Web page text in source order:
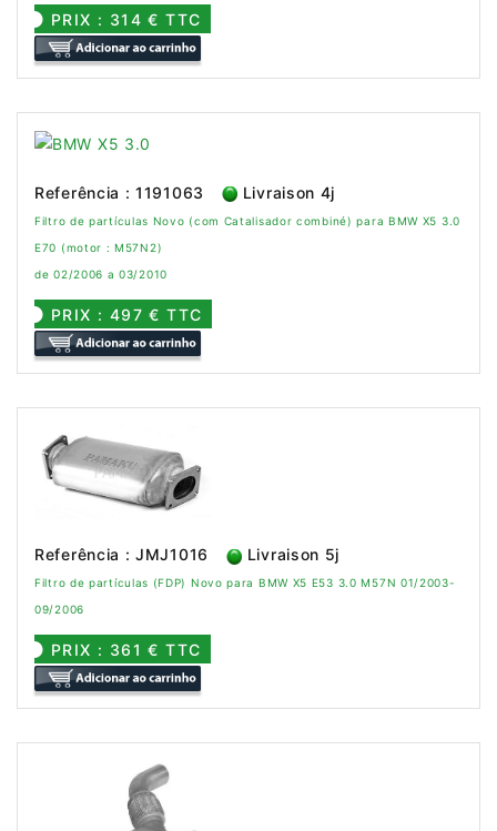
PRIX : 314 € TTC
Referência : 1191063 Livraison 4j
Filtro de partículas Novo (com Catalisador combiné) para BMW X5 3.0
E70 (motor : M57N2)
de 02/2006 a 03/2010
PRIX : 497 € TTC
Referência : JMJ1016 Livraison 5j
Filtro de partículas (FDP) Novo para BMW X5 E53 3.0 M57N 01/2003-
09/2006
PRIX : 361 € TTC